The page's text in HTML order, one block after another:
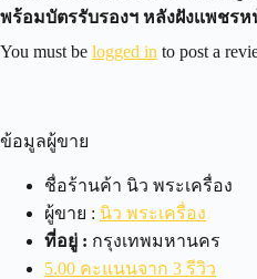
พร้อมบัตรรับรองฯ หลังฝังเเพชร
You must be logged in to post a
ข้อมูลผู้ขาย
ชื่อร้านค้า นิว พระเครื่อง
ผู้ขาย : นิว พระเครื่อง
ที่อยู่ : กรุงเทพมหานคร
5.00 คะแนนจาก 3 รีวิว